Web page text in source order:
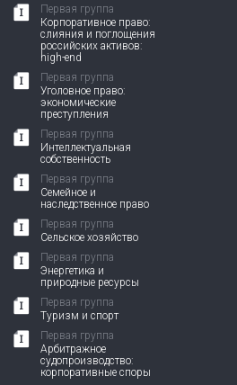
Первая группа
Корпоративное право:
слияния и поглощения
российских активов:
high-end
Первая группа
Уголовное право:
экономические
преступления
Первая группа
Интеллектуальная
собственность
Первая группа
Семейное и
наследственное право
Первая группа
Сельское хозяйство
Первая группа
Энергетика и
природные ресурсы
Первая группа
Туризм и спорт
Первая группа
Арбитражное
судопроизводство:
корпоративные споры